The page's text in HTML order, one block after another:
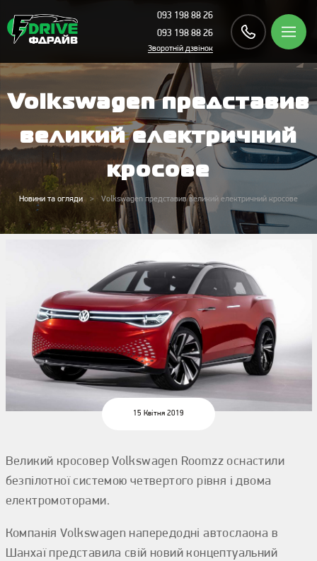
093 198 88 26
093 198 88 26
Зворотній дзвінок
Volkswagen представив
великий електричний
кросове
Новини та огляди Volkswagen представив великий електричний кросове
15 Квітня 2019
Великий кросовер Volkswagen Roomzz оснастили
безпілотної системою четвертого рівня і двома
електромоторами.
Компанія Volkswagen напередодні автослаона в
Шанхаї представила свій новий концептуальний